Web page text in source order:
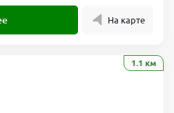
На карте
1.1 км